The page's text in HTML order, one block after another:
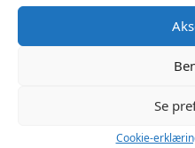
Se
Cookie-